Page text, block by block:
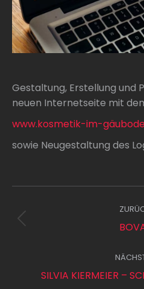
Gestaltung, Erstellung und
neuen Internetseite mit
www.kosmetik-im-
sowie Neugestaltung des
NAVIGATION
SILVIA KIERMEIER –